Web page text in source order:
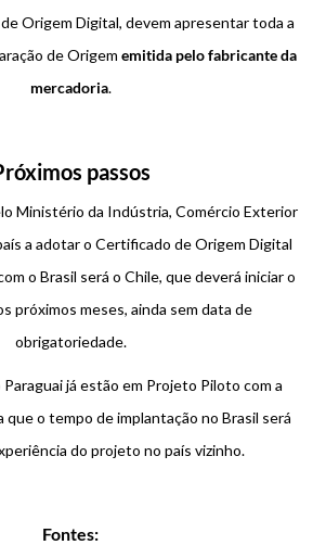
Origem Digital, devem apresentar toda a
de Origem emitida pelo fabricante da
mercadoria.
passos
Ministério da Indústria, Comércio Exterior
a adotar o Certificado de Origem Digital
o Brasil será o Chile, que deverá iniciar o
próximos meses, ainda sem data de
obrigatoriedade.
já estão em Projeto Piloto com a
o tempo de implantação no Brasil será
do projeto no país vizinho.
Fontes: